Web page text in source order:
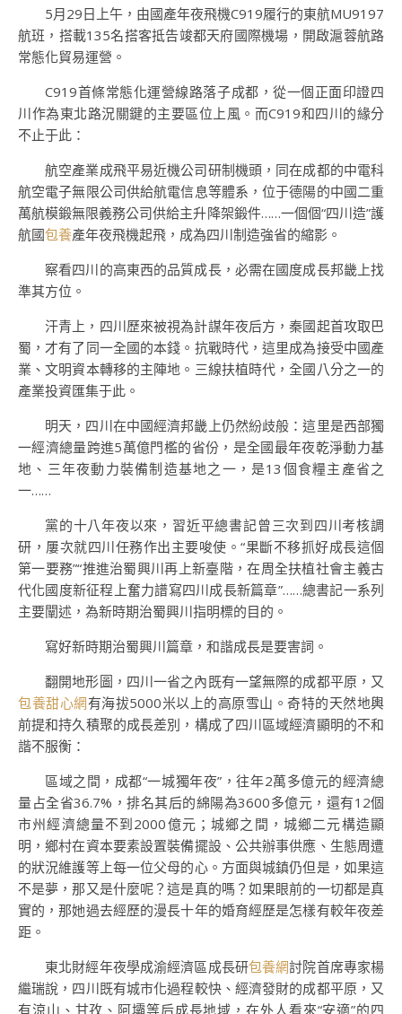
5月29日上午，由國產年夜飛機C919履行的東航MU9197
航班，搭載135名搭客抵告竣都天府國際機場，開啟滬蓉航路
常態化貿易運營。
C919首條常態化運營線路落子成都，從一個正面印證四
川作為東北路況關鍵的主要區位上風。而C919和四川的緣分
不止于此：
航空產業成飛平易近機公司研制機頭，同在成都的中電科
航空電子無限公司供給航電信息等體系，位于德陽的中國二重
萬航模鍛無限義務公司供給主升降架鍛件……一個個“四川造”護
航國包養產年夜飛機起飛，成為四川制造強省的縮影。
察看四川的高東西的品質成長，必需在國度成長邦畿上找
準其方位。
汗青上，四川歷來被視為計謀年夜后方，秦國起首攻取巴
蜀，才有了同一全國的本錢。抗戰時代，這里成為接受中國產
業、文明資本轉移的主陣地。三線扶植時代，全國八分之一的
產業投資匯集于此。
明天，四川在中國經濟邦畿上仍然紛歧般：這里是西部獨
一經濟總量跨進5萬億門檻的省份，是全國最年夜乾淨動力基
地、三年夜動力裝備制造基地之一，是13個食糧主產省之
一……
黨的十八年夜以來，習近平總書記曾三次到四川考核調
研，屢次就四川任務作出主要唆使。“果斷不移抓好成長這個
第一要務”“推進治蜀興川再上新臺階，在周全扶植社會主義古
代化國度新征程上奮力譜寫四川成長新篇章”……總書記一系列
主要闡述，為新時期治蜀興川指明標的目的。
寫好新時期治蜀興川篇章，和諧成長是要害詞。
翻開地形圖，四川一省之內既有一望無際的成都平原，又
包養甜心網有海拔5000米以上的高原雪山。奇特的天然地輿
前提和持久積聚的成長差別，構成了四川區域經濟顯明的不和
諧不服衡：
區域之間，成都“一城獨年夜”，往年2萬多億元的經濟總
量占全省36.7%，排名其后的綿陽為3600多億元，還有12個
市州經濟總量不到2000億元；城鄉之間，城鄉二元構造顯
明，鄉村在資本要素設置裝備擺設、公共辦事供應、生態周遭
的狀況維護等上每一位父母的心。方面與城鎮仍但是，如果這
不是夢，那又是什麼呢？這是真的嗎？如果眼前的一切都是真
實的，那她過去經歷的漫長十年的婚育經歷是怎樣有較年夜差
距。
東北財經年夜學成渝經濟區成長研包養網討院首席專家楊
繼瑞說，四川既有城市化過程較快、經濟發財的成都平原，又
有涼山、甘孜、阿壩等后成長地域，在外人看來“安適”的四